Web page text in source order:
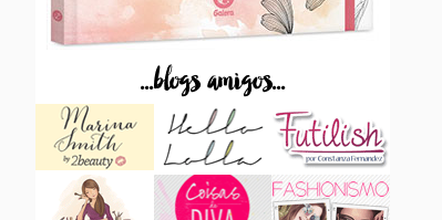
...blogs amigos...